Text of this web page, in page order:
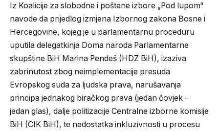
Iz Koalicije za slobodne i poštene izbore „Pod lupom“
navode da prijedlog izmjena Izbornog zakona Bosne i
Hercegovine, kojeg je u parlamentarnu proceduru
uputila delegatkinja Doma naroda Parlamentarne
skupštine BiH Marina Pendeš (HDZ BiH), izaziva
zabrinutost zbog neimplementacije presuda
Evropskog suda za ljudska prava, narušavanja
principa jednakog biračkog prava (jedan čovjek –
jedan glas), dalje politizacije Centralne izborne komisije
BiH (CIK BiH), te nedostatka inkluzivnosti u procesu